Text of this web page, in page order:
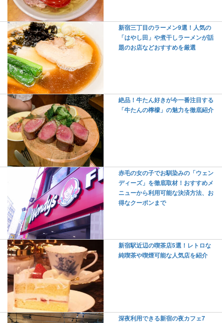
新宿三丁目のラーメン9選！人気の
「はやし田」や煮干しラーメンが話
題のお店などおすすめを厳選
絶品！牛たん好きが今一番注目する
「牛たんの檸檬」の魅力を徹底紹介
赤毛の女の子でお馴染みの「ウェン
ディーズ」を徹底取材！おすすめメ
ニューから利用可能な決済方法、お
得なクーポンまで
新宿駅近辺の喫茶店5選！レトロな
純喫茶や喫煙可能な人気店を紹介
深夜利用できる新宿の夜カフェ7